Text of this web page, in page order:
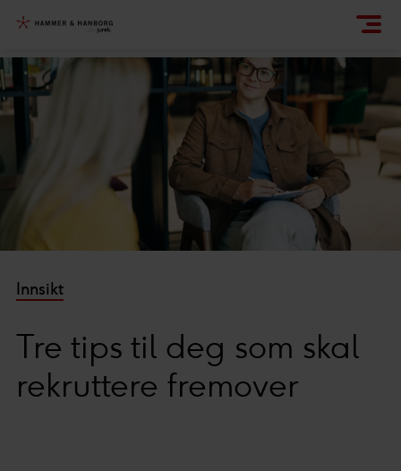
Innsikt
Tre tips til deg som skal
rekruttere fremover